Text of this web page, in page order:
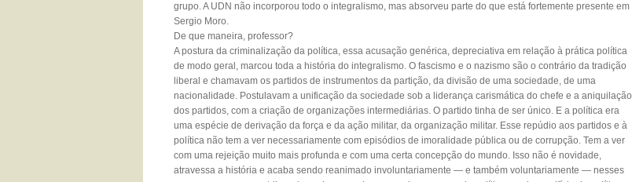
grupo. A UDN não incorporou todo o integralismo, mas absorveu parte do que está fortemente presente em
Sergio Moro.
De que maneira, professor?
A postura da criminalização da política, essa acusação genérica, depreciativa em relação à prática política
de modo geral, marcou toda a história do integralismo. O fascismo e o nazismo são o contrário da tradição
liberal e chamavam os partidos de instrumentos da partição, da divisão de uma sociedade, de uma
nacionalidade. Postulavam a unificação da sociedade sob a liderança carismática do chefe e a aniquilação
dos partidos, com a criação de organizações intermediárias. O partido tinha de ser único. E a política era
uma espécie de derivação da força e da ação militar, da organização militar. Esse repúdio aos partidos e à
política não tem a ver necessariamente com episódios de imoralidade pública ou de corrupção. Tem a ver
com uma rejeição muito mais profunda e com uma certa concepção do mundo. Isso não é novidade,
atravessa a história e acaba sendo reanimado involuntariamente — e também voluntariamente — nesses